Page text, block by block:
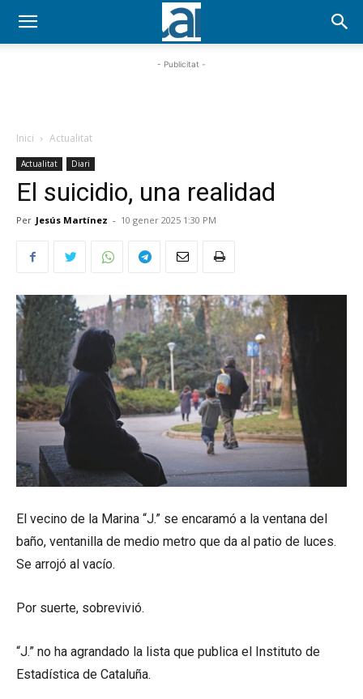
- Publicitat -
Inici Actualitat
Actualitat Diari
El suicidio, una realidad
Per Jesús Martínez - 10 gener 2025 1:30 PM
El vecino de la Marina “J.” se encaramó a la ventana del
baño, ventanilla de medio metro que da al patio de luces.
Se arrojó al vacío.
Por suerte, sobrevivió.
“J.” no ha agrandado la lista que publica el Instituto de
Estadística de Cataluña.